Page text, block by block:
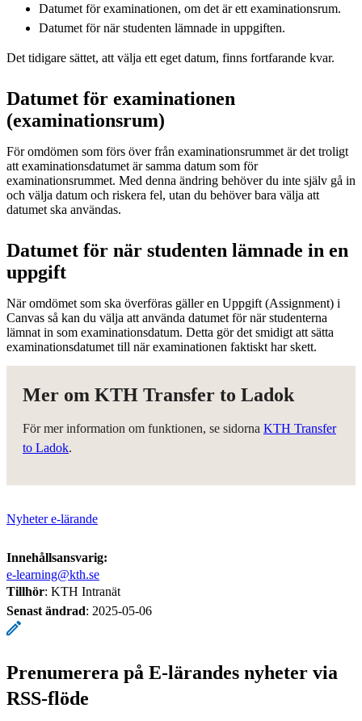
Datumet för examinationen, om det är ett examinationsrum.
Datumet för när studenten lämnade in uppgiften.
Det tidigare sättet, att välja ett eget datum, finns fortfarande kvar.
Datumet för examinationen
(examinationsrum)
För omdömen som förs över från examinationsrummet är det troligt
att examinationsdatumet är samma datum som för
examinationsrummet. Med denna ändring behöver du inte själv gå in
och välja datum och riskera fel, utan du behöver bara välja att
datumet ska användas.
Datumet för när studenten lämnade in en
uppgift
När omdömet som ska överföras gäller en Uppgift (Assignment) i
Canvas så kan du välja att använda datumet för när studenterna
lämnat in som examinationsdatum. Detta gör det smidigt att sätta
examinationsdatumet till när examinationen faktiskt har skett.
Mer om KTH Transfer to Ladok
För mer information om funktionen, se sidorna KTH Transfer
to Ladok.
Nyheter e-lärande
Innehållsansvarig:
e-learning@kth.se
Tillhör: KTH Intranät
Senast ändrad: 2025-05-06
Prenumerera på E-lärandes nyheter via
RSS-flöde